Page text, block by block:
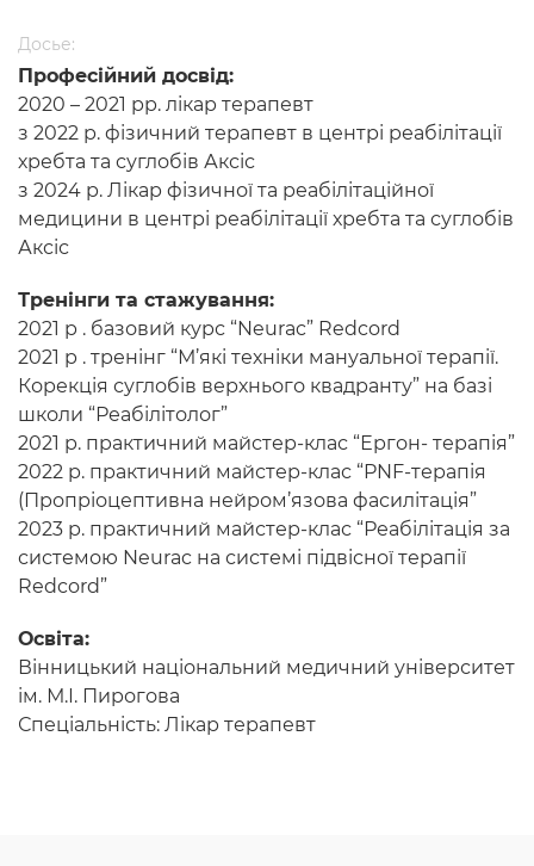
Досье:
Професійний досвід:
2020 – 2021 рр. лікар терапевт
з 2022 р. фізичний терапевт в центрі реабілітації
хребта та суглобів Аксіс
з 2024 р. Лікар фізичної та реабілітаційної
медицини в центрі реабілітації хребта та суглобів
Аксіс
Тренінги та стажування:
2021 р . базовий курс “Neurac” Redcord
2021 р . тренінг “М’які техніки мануальної терапії.
Корекція суглобів верхнього квадранту” на базі
школи “Реабілітолог”
2021 р. практичний майстер-клас “Ергон- терапія”
2022 р. практичний майстер-клас “PNF-терапія
(Пропріоцептивна нейром’язова фасилітація”
2023 р. практичний майстер-клас “Реабілітація за
системою Neurac на системі підвісної терапії
Redcord”
Освіта:
Вінницький національний медичний університет
ім. М.І. Пирогова
Спеціальність: Лікар терапевт